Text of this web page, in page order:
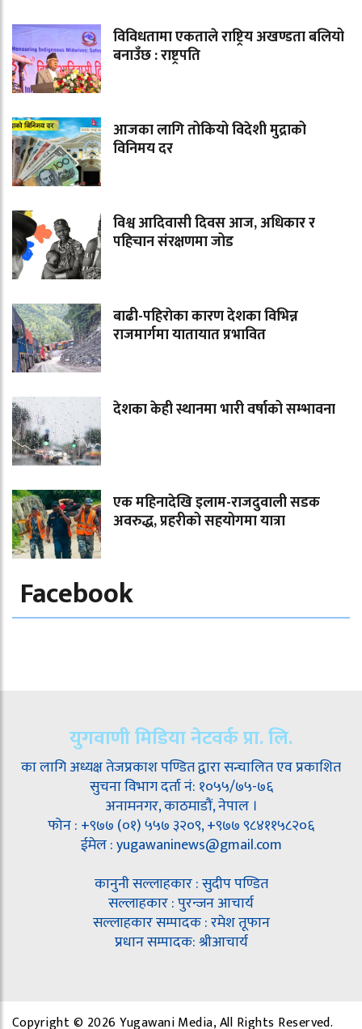
विविधतामा एकताले राष्ट्रिय अखण्डता बलियो
बनाउँछ : राष्ट्रपति
आजका लागि तोकियो विदेशी मुद्राको
विनिमय दर
विश्व आदिवासी दिवस आज, अधिकार र
पहिचान संरक्षणमा जोड
बाढी-पहिराेका कारण देशका विभिन्न
राजमार्गमा यातायात प्रभावित
देशका केही स्थानमा भारी वर्षाको सम्भावना
एक महिनादेखि इलाम-राजदुवाली सडक
अवरुद्ध, प्रहरीको सहयोगमा यात्रा
Facebook
युगवाणी मिडिया नेटवर्क प्रा. लि.
का लागि अध्यक्ष तेजप्रकाश पण्डित द्वारा सन्चालित एव प्रकाशित
सुचना विभाग दर्ता नं: १०५५/७५-७६
अनामनगर, काठमाडौं, नेपाल ।
फोन : +९७७ (०१) ५५७ ३२०९, +९७७ ९८४११५८२०६
ईमेल : yugawaninews@gmail.com
कानुनी सल्लाहकार : सुदीप पण्डित
सल्लाहकार : पुरन्जन आचार्य
सल्लाहकार सम्पादक : रमेश तूफान
प्रधान सम्पादक: श्रीआचार्य
Copyright © 2026 Yugawani Media, All Rights Reserved.